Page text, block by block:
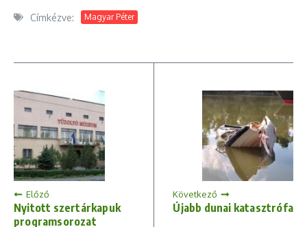
Címkézve: Magyar Péter
Előző
Nyitott szertárkapuk
programsorozat
Következő
Újabb dunai katasztrófa